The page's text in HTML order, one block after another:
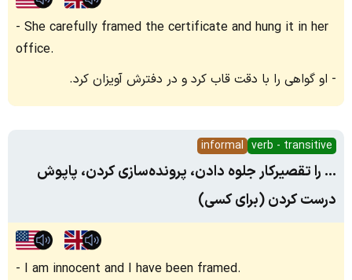
She carefully framed the certificate and hung it in her
office.
او گواهی را با دقت قاب کرد و در دفترش آویزان کرد.
verb - transitive
informal
... را تقصیرکار جلوه دادن، پرونده‌سازی کردن، پاپوش
درست کردن (برای کسی)
I am innocent and I have been framed.